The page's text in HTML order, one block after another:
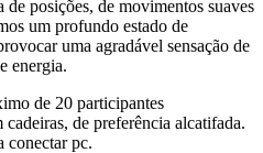
de posições, de movimentos suaves
um profundo estado de
uma agradável sensação de
energia.
de 20 participantes
de preferência alcatifada.
conectar pc.